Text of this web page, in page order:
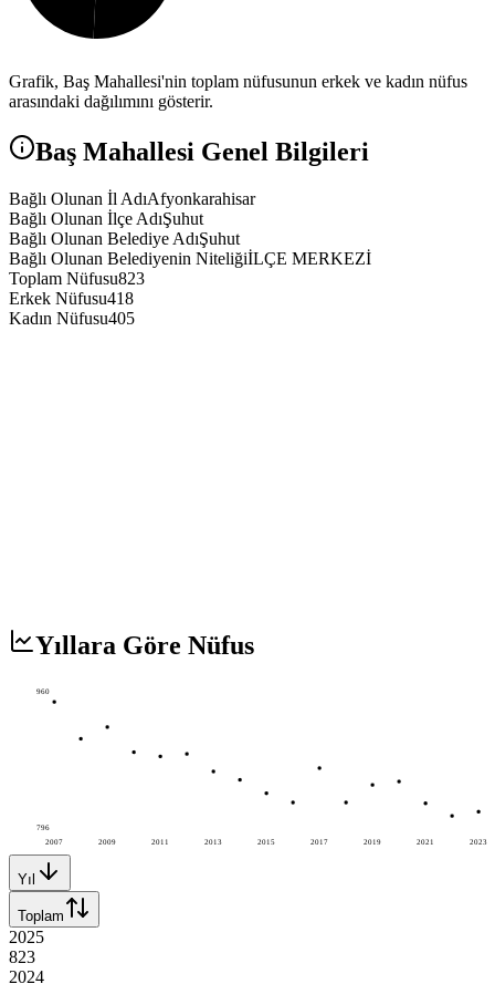
Grafik, Baş Mahallesi'nin toplam nüfusunun erkek ve kadın nüfus
arasındaki dağılımını gösterir.
Baş Mahallesi Genel Bilgileri
Bağlı Olunan İl AdıAfyonkarahisar
Bağlı Olunan İlçe AdıŞuhut
Bağlı Olunan Belediye AdıŞuhut
Bağlı Olunan Belediyenin NiteliğiİLÇE MERKEZİ
Toplam Nüfusu823
Erkek Nüfusu418
Kadın Nüfusu405
Yıllara Göre Nüfus
2007 2009 2011 2013 2015 2017 2019 2021 2023
960
796
Yıl
Toplam
2025
823
2024